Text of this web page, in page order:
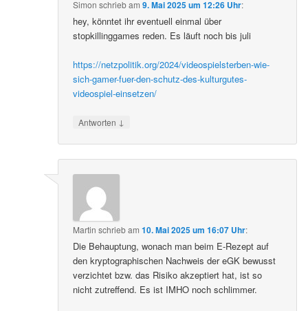
Simon schriebam9. Mai 2025 um 12:26 Uhr:
hey, könntet ihr eventuell einmal über
stopkillinggames reden. Es läuft noch bis juli
https://netzpolitik.org/2024/videospielsterben-wie-
sich-gamer-fuer-den-schutz-des-kulturgutes-
videospiel-einsetzen/
Antworten ↓
Martin schriebam10. Mai 2025 um 16:07 Uhr:
Die Behauptung, wonach man beim E-Rezept auf
den kryptographischen Nachweis der eGK bewusst
verzichtet bzw. das Risiko akzeptiert hat, ist so
nicht zutreffend. Es ist IMHO noch schlimmer.